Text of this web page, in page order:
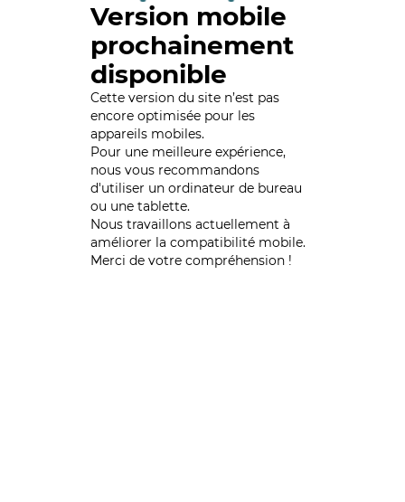
Version mobile
prochainement
disponible
Cette version du site n’est pas
encore optimisée pour les
appareils mobiles.
Pour une meilleure expérience,
nous vous recommandons
d'utiliser un ordinateur de bureau
ou une tablette.
Nous travaillons actuellement à
améliorer la compatibilité mobile.
Merci de votre compréhension !